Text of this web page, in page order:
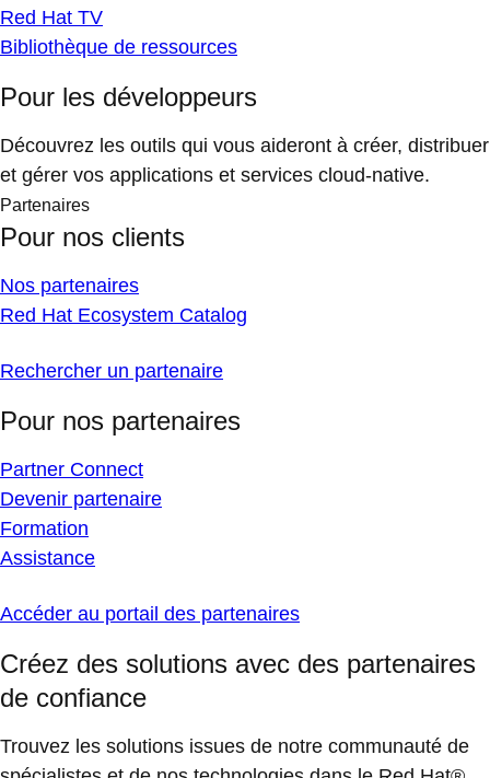
Red Hat TV
Bibliothèque de ressources
Pour les développeurs
Découvrez les outils qui vous aideront à créer, distribuer
et gérer vos applications et services cloud-native.
Partenaires
Pour nos clients
Nos partenaires
Red Hat Ecosystem Catalog
Rechercher un partenaire
Pour nos partenaires
Partner Connect
Devenir partenaire
Formation
Assistance
Accéder au portail des partenaires
Créez des solutions avec des partenaires
de confiance
Trouvez les solutions issues de notre communauté de